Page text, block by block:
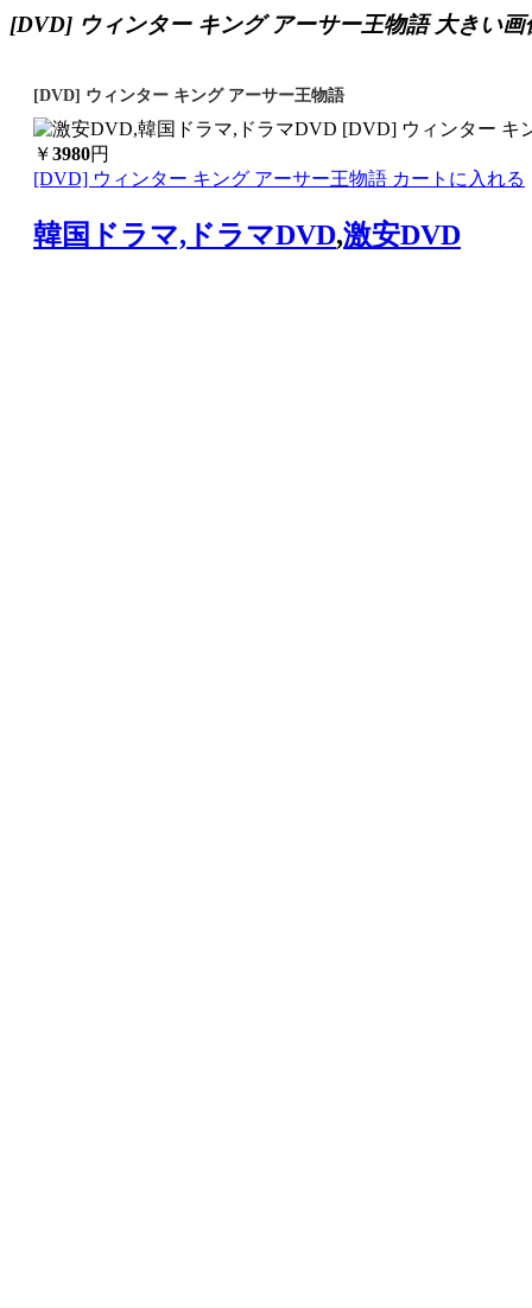
[DVD] ウィンター キング アーサー王物語 大きい画
[DVD] ウィンター キング アーサー王物語
￥3980円
[DVD] ウィンター キング アーサー王物語 カートに入れる
韓国ドラマ,ドラマDVD,激安DVD